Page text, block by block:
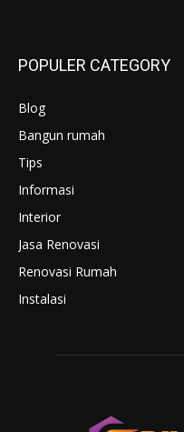
POPULER CATEGORY
Blog
Bangun rumah
Tips
Informasi
Interior
Jasa Renovasi
Renovasi Rumah
Instalasi